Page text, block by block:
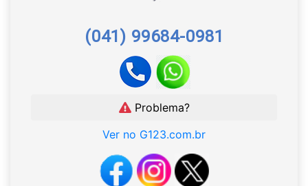
(041) 99684-0981
Problema?
Ver no G123.com.br